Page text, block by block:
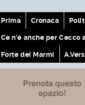
Prima Cronaca
Ce n'è anche per Cecco
Forte dei Marmi